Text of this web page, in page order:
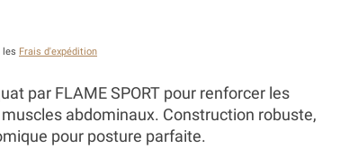
les Frais d'expédition
par FLAME SPORT pour renforcer les
abdominaux. Construction robuste,
pour posture parfaite.